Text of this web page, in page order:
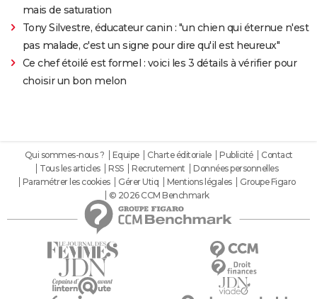
mais de saturation
Tony Silvestre, éducateur canin : "un chien qui éternue n'est
pas malade, c'est un signe pour dire qu'il est heureux"
Ce chef étoilé est formel : voici les 3 détails à vérifier pour
choisir un bon melon
Qui sommes-nous ? Equipe Charte éditoriale Publicité
Contact
Tous les articles
RSS Recrutement
Données personnelles
Paramétrer les cookies
Gérer Utiq Mentions légales
Groupe Figaro
© 2026 CCM Benchmark